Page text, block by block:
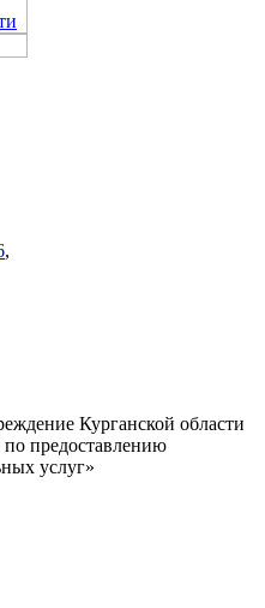
,
Курганской области
предоставлению
услуг»